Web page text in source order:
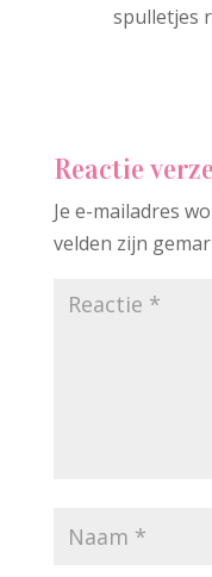
spulletjes
Reactie
Je e-mailadres
velden zijn